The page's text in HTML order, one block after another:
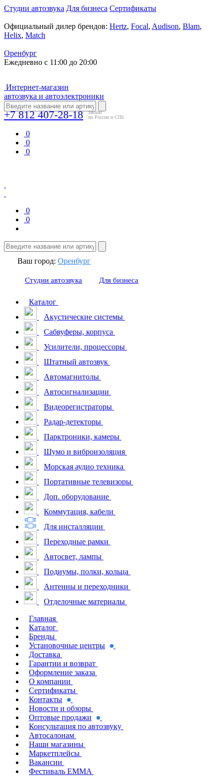
Студии автозвука Для бизнеса Сертификаты
Официальный дилер брендов: Hertz, Focal, Audison, Blam,
Helix, Match
Оренбург
Ежедневно с 11:00 до 20:00
Интернет-магазин
автозвука и автоэлектроники
+7 812 407-28-18
заказы
по России и СПб
0
0
0
0
0
Ваш город: Оренбург
Студии автозвука Для бизнеса
Каталог
Акустические системы
Сабвуферы, корпуса
Усилители, процессоры
Штатный автозвук
Автомагнитолы
Автосигнализации
Видеорегистраторы
Радар-детекторы
Парктроники, камеры
Шумо и виброизоляция
Морская аудио техника
Портативные телевизоры
Доп. оборудование
Коммутация, кабели
Для инсталляции
Переходные рамки
Автосвет, лампы
Подиумы, полки, кольца
Антенны и переходники
Отделочные материалы
Главная
Каталог
Бренды
Установочные центры
Доставка
Гарантии и возврат
Оформление заказа
О компании
Сертификаты
Контакты
Новости и обзоры
Оптовые продажи
Консультация по автозвуку
Автосалонам
Наши магазины
Маркетплейсы
Вакансии
Фестиваль EMMA